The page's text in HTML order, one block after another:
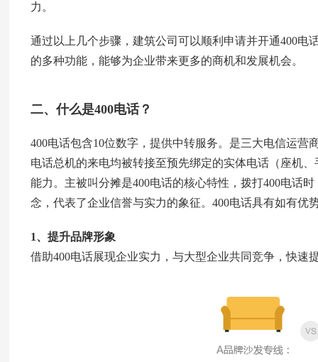
力。
通过以上几个步骤，建筑公司可以顺利申请并开通400电
的多种功能，能够为企业带来更多的商机和发展机会。
二、什么是400电话？
400电话包含10位数字，提供中转服务。是三大电信运
电话总机的来电均被转接至预先绑定的实体电话（座机
能力。主被叫分摊是400电话的核心特性，拨打400电话
念，代表了企业信誉与实力的象征。400电话具有如有优
1、提升品牌形象
借助400电话展现企业实力，与大型企业共同竞争，快速